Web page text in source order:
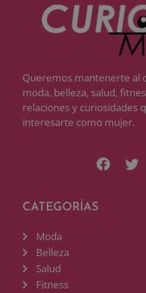
Queremos mantenerte al
moda, belleza, salud,
relaciones y curiosidades
interesarte como mujer.
CATEGORÍAS
Moda
Belleza
Salud
Fitness